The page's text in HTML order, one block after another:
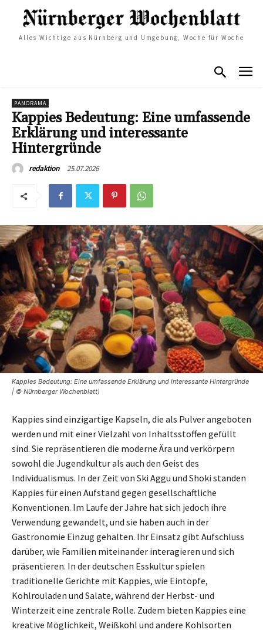
Alles Wichtige aus Nürnberg und Umgebung, Woche für Woche
PANORAMA
Kappies Bedeutung: Eine umfassende
Erklärung und interessante
Hintergründe
redaktion 25.07.2026
Kappies Bedeutung: Eine umfassende Erklärung und interessante Hintergründe
| © Nürnberger Wochenblatt)
Kappies sind einzigartige Kapseln, die als Pulver angeboten
werden und mit einer Vielzahl von Inhaltsstoffen gefüllt
sind. Sie repräsentieren die moderne Ära und verkörpern
sowohl die Jugendkultur als auch den Geist des
Individualismus. In der Zeit von Ski Aggu und Shoki standen
Kappies für einen Aufstand gegen gesellschaftliche
Konventionen. Im Laufe der Jahre hat sich jedoch ihre
Verwendung gewandelt, und sie haben auch in der
Gastronomie Einzug gehalten. Ihr Einsatz gibt Aufschluss
darüber, wie Familien miteinander interagieren und sich
präsentieren. In der deutschen Esskultur spielen
traditionelle Gerichte mit Kappies, wie Eintöpfe,
Kohlrouladen und Salate, während der Herbst- und
Winterzeit eine zentrale Rolle. Zudem bieten Kappies eine
kreative Möglichkeit, Weißkohl und andere Kohlsorten